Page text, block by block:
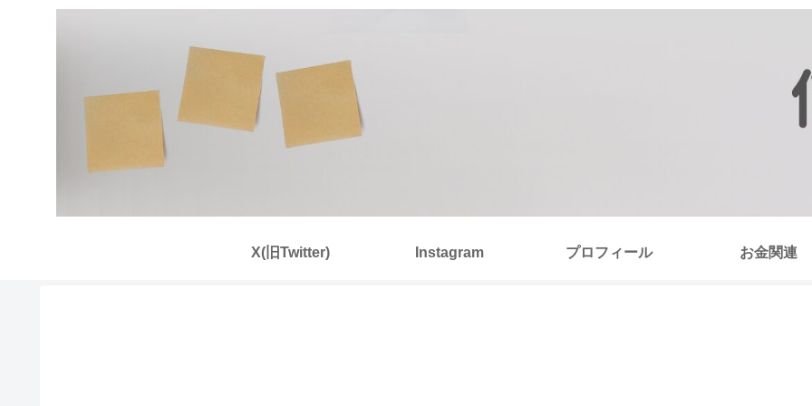
X(旧Twitter) Instagram プロフィール お金関連